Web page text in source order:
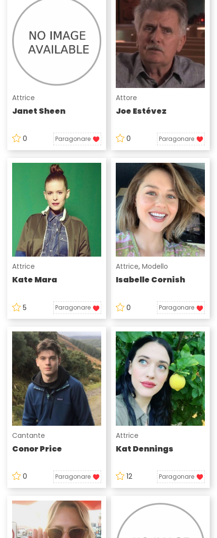
Attrice
Janet Sheen
0 Paragonare
Attore
Joe Estévez
0 Paragonare
Attrice
Kate Mara
5 Paragonare
Attrice, Modello
Isabelle Cornish
0 Paragonare
Cantante
Conor Price
0 Paragonare
Attrice
Kat Dennings
12 Paragonare